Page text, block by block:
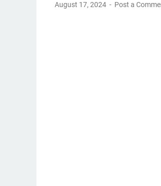
August 17, 2024 Post a